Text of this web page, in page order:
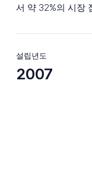
서 약 32%의 시장
설립년도
2007